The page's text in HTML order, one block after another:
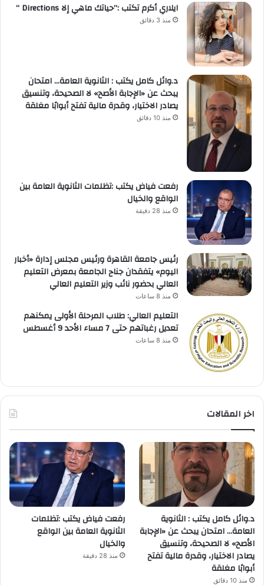
ايلاري أكرم تكتب :”حياتك ماهي إلا Directions “
منذ 3 دقائق
د.وائل كامل يكتب : الثانوية العامة… امتحان
يبحث عن «الإجابة الأصح» لا الصحيحة، وتنسيق
يصادر الاختيار، وقدرة مالية تفتح أبوابًا مغلقة
منذ 10 دقائق
رفعت فياض يكتب :تظلمات الثانوية العامة بين
الواقع والخيال
منذ 28 دقيقة
رئيس جامعة القاهرة ورئيس مجلس إدارة «أخبار
اليوم» يتفقدان جناح الجامعة بمعرض التعليم
العالي بحضور نائب وزير التعليم العالي
منذ 8 ساعات
التعليم العالي: طلاب المرحلة الأولى يمكنهم
تعديل رغباتهم حتى 7 مساء الأحد 9 أغسطس
منذ 8 ساعات
اخر المقالات
د.وائل كامل يكتب : الثانوية
العامة… امتحان يبحث عن «الإجابة
الأصح» لا الصحيحة، وتنسيق
يصادر الاختيار، وقدرة مالية تفتح
أبوابًا مغلقة
منذ 10 دقائق
رفعت فياض يكتب :تظلمات
الثانوية العامة بين الواقع
والخيال
منذ 28 دقيقة